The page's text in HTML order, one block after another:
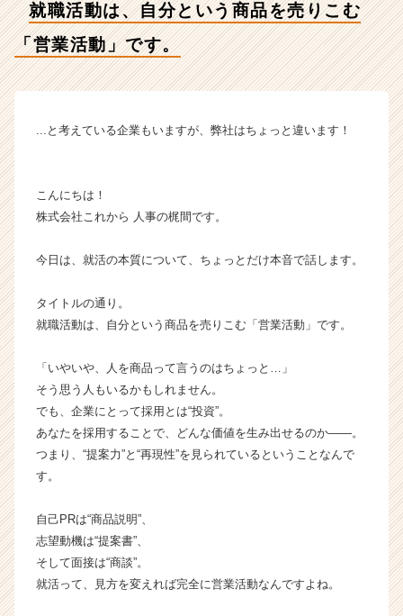
ラ
イ
ン】
企
か
ウ
が
届
く
サ
ャ
就職活動は、自分という商品を売りこむ
「営業活動」です。
...と考えている企業もいますが、弊社はちょっと違います！
こんにちは！
株式会社これから 人事の梶間です。
今日は、就活の本質について、ちょっとだけ本音で話します。
タイトルの通り。
就職活動は、自分という商品を売りこむ「営業活動」です。
「いやいや、人を商品って言うのはちょっと…」
そう思う人もいるかもしれません。
でも、企業にとって採用とは“投資”。
あなたを採用することで、どんな価値を生み出せるのか――。
つまり、“提案力”と“再現性”を見られているということなんで
す。
自己PRは“商品説明”、
志望動機は“提案書”、
そして面接は“商談”。
就活って、見方を変えれば完全に営業活動なんですよね。